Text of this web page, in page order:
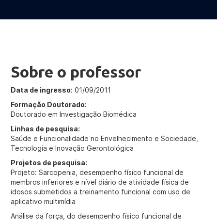
Sobre o professor
Data de ingresso: 01/09/2011
Formação Doutorado:
Doutorado em Investigação Biomédica
Linhas de pesquisa:
Saúde e Funcionalidade no Envelhecimento e Sociedade,
Tecnologia e Inovação Gerontológica
Projetos de pesquisa:
Projeto: Sarcopenia, desempenho físico funcional de
membros inferiores e nível diário de atividade física de
idosos submetidos a treinamento funcional com uso de
aplicativo multimídia
Análise da força, do desempenho físico funcional de